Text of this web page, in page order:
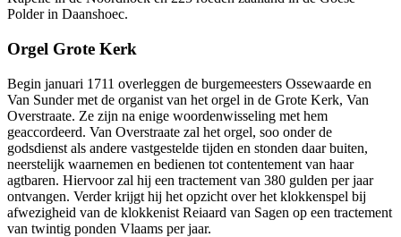
Polder in Daanshoec.
Orgel Grote Kerk
Begin januari 1711 overleggen de burgemeesters Ossewaarde en
Van Sunder met de organist van het orgel in de Grote Kerk, Van
Overstraate. Ze zijn na enige woordenwisseling met hem
geaccordeerd. Van Overstraate zal het orgel, soo onder de
godsdienst als andere vastgestelde tijden en stonden daar buiten,
neerstelijk waarnemen en bedienen tot contentement van haar
agtbaren. Hiervoor zal hij een tractement van 380 gulden per jaar
ontvangen. Verder krijgt hij het opzicht over het klokkenspel bij
afwezigheid van de klokkenist Reiaard van Sagen op een tractement
van twintig ponden Vlaams per jaar.